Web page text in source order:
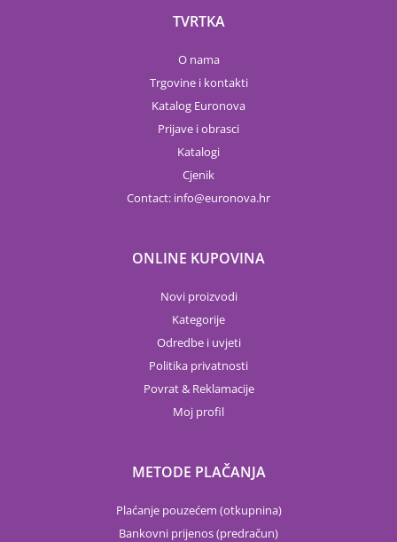
TVRTKA
O nama
Trgovine i kontakti
Katalog Euronova
Prijave i obrasci
Katalogi
Cjenik
Contact: info euronova.hr
ONLINE KUPOVINA
Novi proizvodi
Kategorije
Odredbe i uvjeti
Politika privatnosti
Povrat & Reklamacije
Moj profil
METODE PLAČANJA
Plaćanje pouzećem (otkupnina)
Bankovni prijenos (predračun)